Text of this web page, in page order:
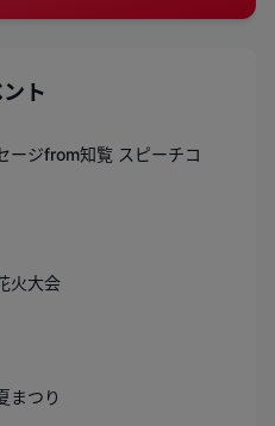
ト
ージfrom知覧 スピーチコ
火大会
まつり